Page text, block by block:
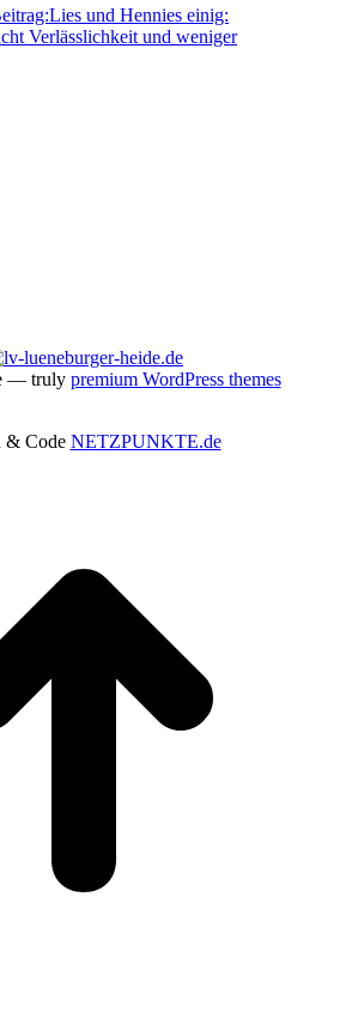
Lies und Hennies einig:
Verlässlichkeit und weniger
— truly premium WordPress themes
& Code NETZPUNKTE.de